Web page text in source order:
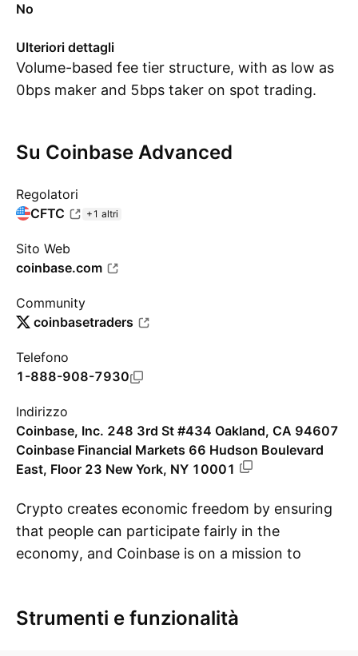
No
Ulteriori dettagli
Volume-based fee tier structure, with as low as
0bps maker and 5bps taker on spot trading.
Su Coinbase Advanced
Regolatori
CFTC
+1 altri
Sito Web
coinbase.com
Community
coinbasetraders
Telefono
1-888-908-7930
Indirizzo
Coinbase, Inc. 248 3rd St #434 Oakland, CA 94607
Coinbase Financial Markets 66 Hudson Boulevard
East, Floor 23 New York, NY 10001
Crypto creates economic freedom by ensuring
that people can participate fairly in the
economy, and Coinbase is on a mission to
trusted crypto platform for spot and derivatives
Strumenti e funzionalità